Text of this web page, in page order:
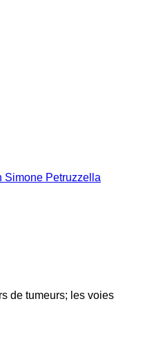
Simone Petruzzella
de tumeurs; les voies